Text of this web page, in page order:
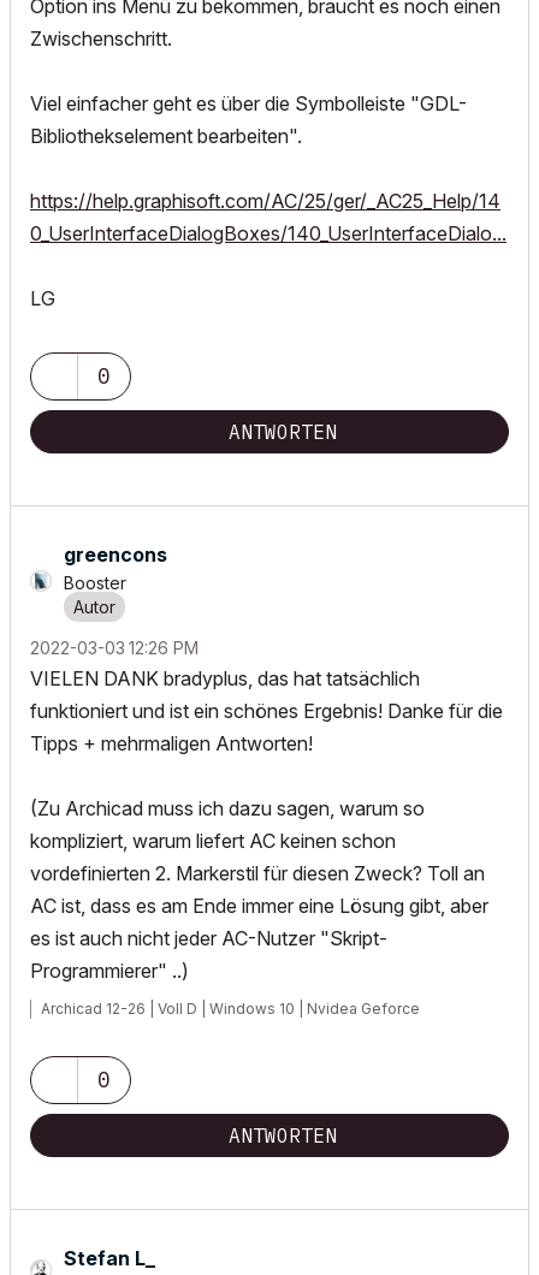
Option ins Menü zu bekommen, braucht es noch einen
Zwischenschritt.
Viel einfacher geht es über die Symbolleiste "GDL-
Bibliothekselement bearbeiten".
https://help.graphisoft.com/AC/25/ger/_AC25_Help/14
0_UserInterfaceDialogBoxes/140_UserInterfaceDialo...
LG
0
ANTWORTEN
greencons
Booster
‎2022-03-03 12:26 PM
VIELEN DANK bradyplus, das hat tatsächlich
funktioniert und ist ein schönes Ergebnis! Danke für die
Tipps + mehrmaligen Antworten!
(Zu Archicad muss ich dazu sagen, warum so
kompliziert, warum liefert AC keinen schon
vordefinierten 2. Markerstil für diesen Zweck? Toll an
AC ist, dass es am Ende immer eine Lösung gibt, aber
es ist auch nicht jeder AC-Nutzer "Skript-
Programmierer" ..)
Archicad 12-26 | Voll D | Windows 10 | Nvidea Geforce
0
ANTWORTEN
Stefan L_